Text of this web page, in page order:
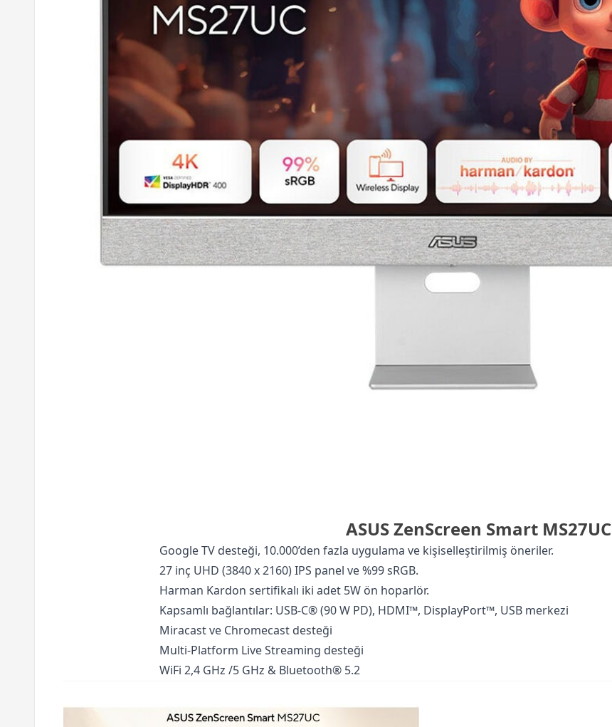
ASUS ZenScreen Smart MS27UC
Google TV desteği, 10.000’den fazla uygulama ve kişiselleştirilmiş öneriler.
27 inç UHD (3840 x 2160) IPS panel ve %99 sRGB.
Harman Kardon sertifikalı iki adet 5W ön hoparlör.
Kapsamlı bağlantılar: USB-C® (90 W PD), HDMI™, DisplayPort™, USB merkezi
Miracast ve Chromecast desteği
Multi-Platform Live Streaming desteği
WiFi 2,4 GHz /5 GHz & Bluetooth® 5.2